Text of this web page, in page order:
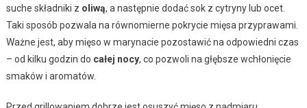
suche składniki z oliwą, a następnie dodać sok z cytryny lub ocet.
Taki sposób pozwala na równomierne pokrycie mięsa przyprawami.
Ważne jest, aby mięso w marynacie pozostawić na odpowiedni czas
– od kilku godzin do całej nocy, co pozwoli na głębsze wchłonięcie
smaków i aromatów.